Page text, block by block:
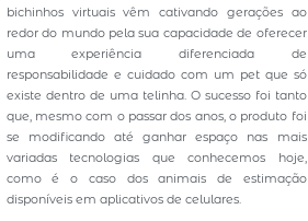
bichinhos virtuais vêm cativando gerações ao
redor do mundo pela sua capacidade de oferecer
uma experiência diferenciada de
responsabilidade e cuidado com um pet que só
existe dentro de uma telinha. O sucesso foi tanto
que, mesmo com o passar dos anos, o produto foi
se modificando até ganhar espaço nas mais
variadas tecnologias que conhecemos hoje,
como é o caso dos animais de estimação
disponíveis em aplicativos de celulares.